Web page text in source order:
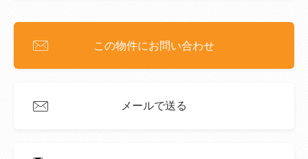
特徴設備
照明器具、プロパンガス、複層ガラス、電
この物件にお問い合わせ
メールで送る